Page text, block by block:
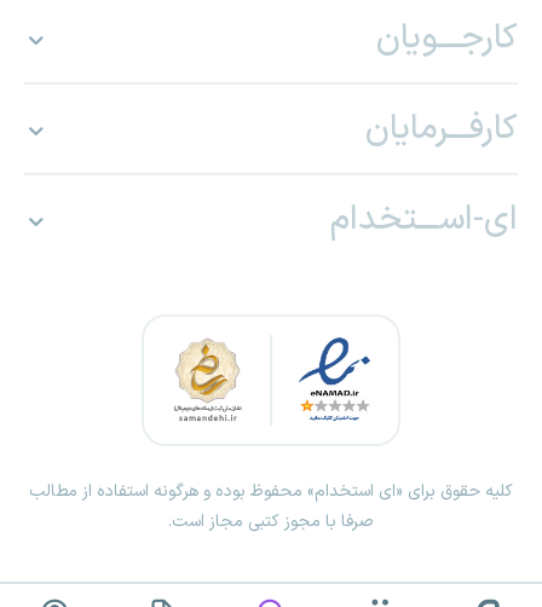
کارجـــویان
کارفـــرمایان
ای-اســـتخدام
کلیه حقوق برای «ای استخدام» محفوظ بوده و هرگونه استفاده از مطالب
صرفا با مجوز کتبی مجاز است.